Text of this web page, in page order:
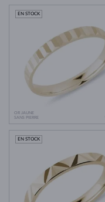
OR JAUNE
SANS PIERRE
EN STOCK
EN STOCK